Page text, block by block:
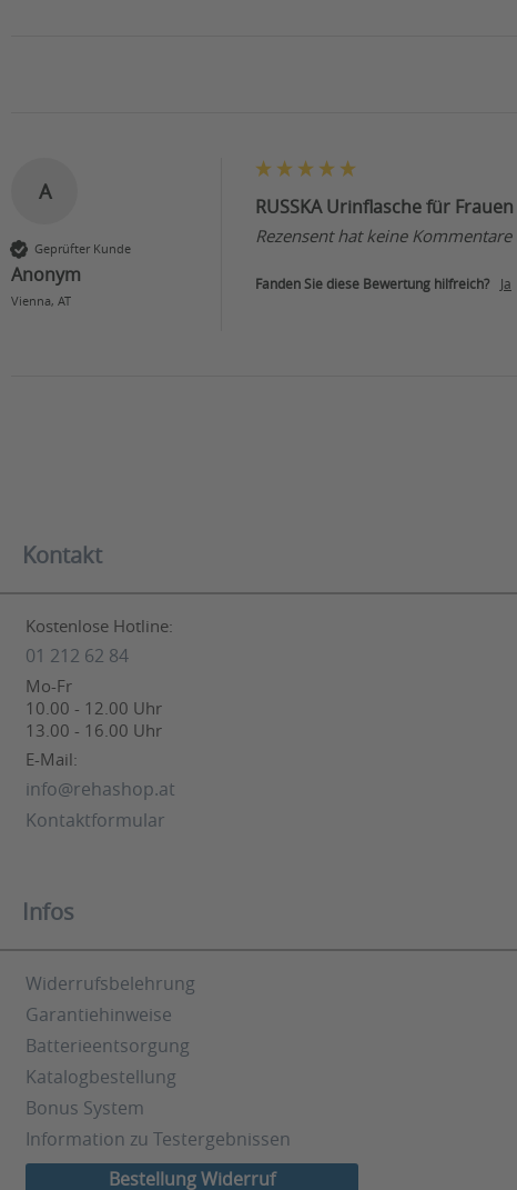
A
Geprüfter Kunde
Anonym
Vienna, AT
RUSSKA Urinflasche für Frauen
Rezensent hat keine
Fanden Sie diese Bewertung hilfreich? Ja
Kontakt
Kostenlose Hotline:
01 212 62 84
Mo-Fr
10.00 - 12.00 Uhr
13.00 - 16.00 Uhr
E-Mail:
info@rehashop.at
Kontaktformular
Infos
Widerrufsbelehrung
Garantiehinweise
Batterieentsorgung
Katalogbestellung
Bonus System
Information zu Testergebnissen
Bestellung Widerruf